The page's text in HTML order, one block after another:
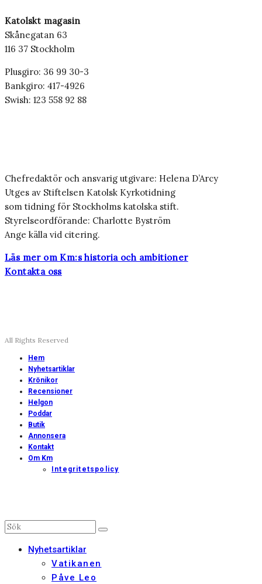
Katolskt magasin
Skånegatan 63
116 37 Stockholm
Plusgiro: 36 99 30-3
Bankgiro: 417-4926
Swish: 123 558 92 88
Chefredaktör och ansvarig utgivare: Helena D’Arcy
Utges av Stiftelsen Katolsk Kyrkotidning
som tidning för Stockholms katolska stift.
Styrelseordförande: Charlotte Byström
Ange källa vid citering.
Läs mer om Km:s historia och ambitioner
Kontakta oss
All Rights Reserved
Hem
Nyhetsartiklar
Krönikor
Recensioner
Helgon
Poddar
Butik
Annonsera
Kontakt
Om Km
Integritetspolicy
Nyhetsartiklar
Vatikanen
Påve Leo